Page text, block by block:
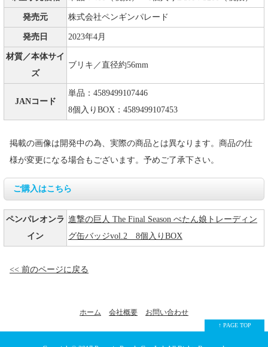
発売元 株式会社ペンギンパレード
発売日 2023年4月
材質／本体サイ
ズ
ブリキ／直径約56mm
JANコード
単品：4589499107446
8個入りBOX：4589499107453
掲載の画像は開発中の為、実際の商品とは異なります。商品の仕
様が変更になる場合もございます。予めご了承下さい。
ご購入はこちら
ペンパレオンラ
イン
進撃の巨人 The Final Season ぺたん娘トレーディン
グ缶バッジvol.2 8個入りBOX
<< 前のページに戻る
ホーム 会社概要 お問い合わせ
↑ PAGE TOP